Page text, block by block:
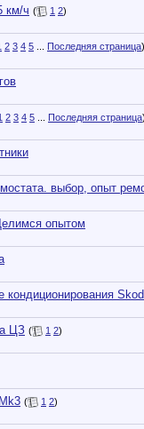
км/ч ( 1 2)
2 3 4 5 Последняя страница)
2 3 4 5 Последняя страница
выбор, опыт
опытом
кондиционирования
ЦЗ ( 1 2)
( 1 2)